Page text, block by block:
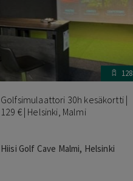
128
Golfsimulaattori 30h kesäkortti |
129 € | Helsinki, Malmi
Hiisi Golf Cave Malmi, Helsinki